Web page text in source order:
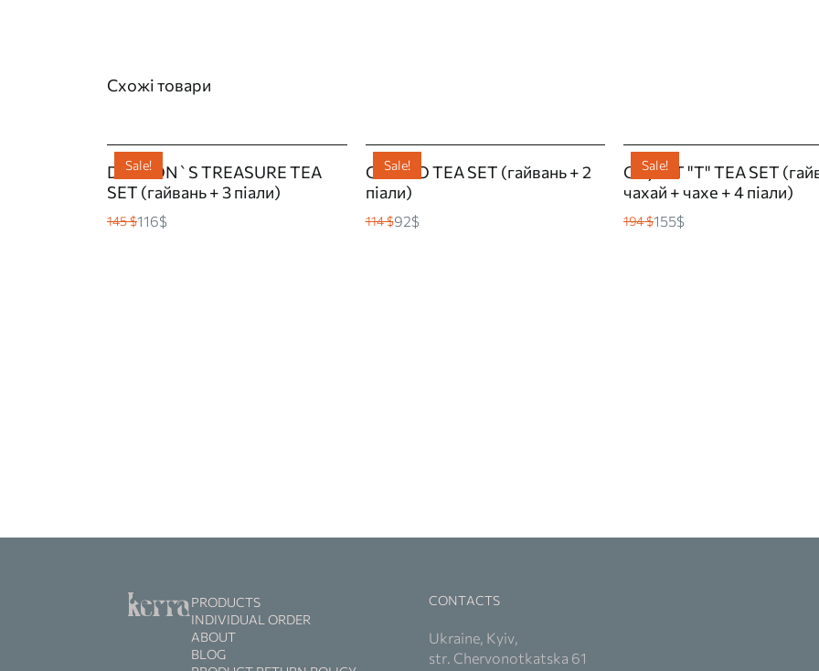
Схожі товари
Sale!
DRAGON`S TREASURE TEA
SET (гайвань + 3 піали)
145 $116$
Sale!
COSMO TEA SET (гайвань + 2
піали)
114 $92$
Sale!
OBJECT "T" TEA SET
чахай + чахе + 4 піали)
194 $155$
PRODUCTS
INDIVIDUAL ORDER
ABOUT
BLOG
CONTACTS
Ukraine, Kyiv,
str. Chervonotkatska 61